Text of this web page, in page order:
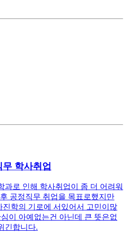
학사취업
과로 인해 학사취업이 좀 더 어려워
공정직무 취업을 목표로했지만
진학의 기로에 서있어서 고민이많
이 아예없는건 아닌데 큰 뜻은없
긴합니다.